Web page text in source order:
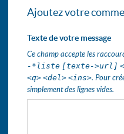
Ajoutez votre
Texte de votre message
Ce champ accepte les
-*liste [texte->url]
<q> <del> <ins>. Pour
simplement des lignes vides.